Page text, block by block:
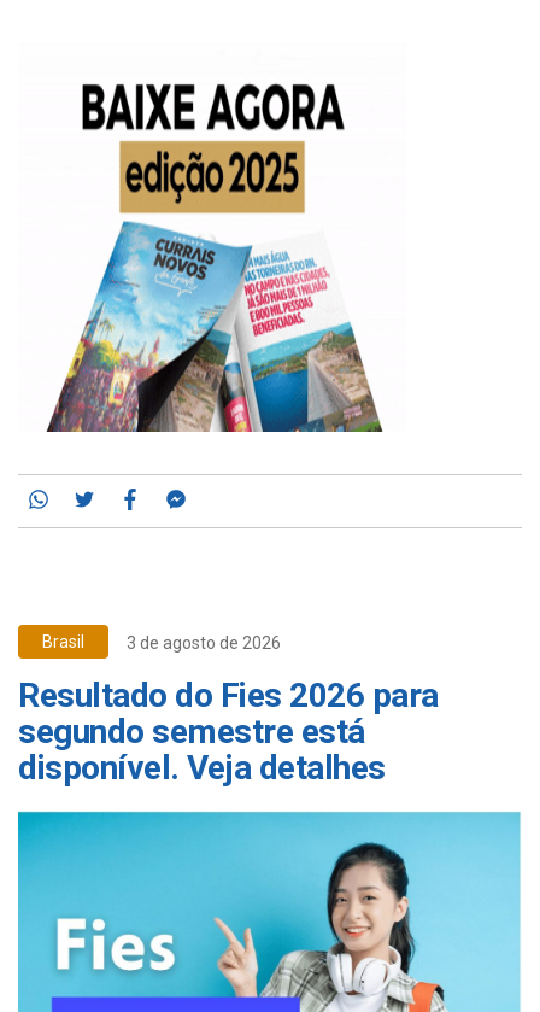
Whatsapp
TwitterFacebook
Brasil 3 de agosto de 2026
Resultado do Fies 2026 para
segundo semestre está
disponível. Veja detalhes